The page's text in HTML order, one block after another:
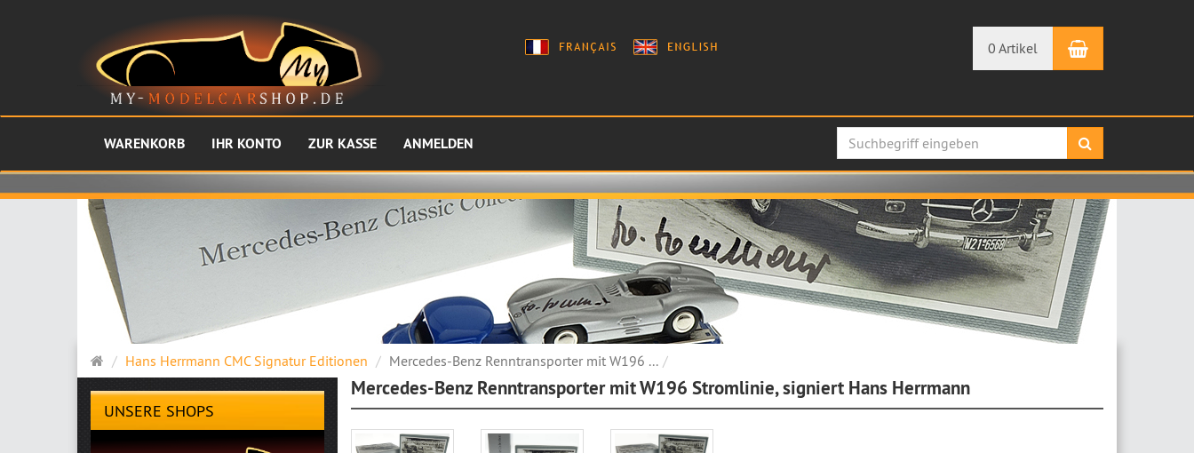
0 Artikel Warenkorb
WARENKORB IHR KONTO ZUR KASSE ANMELDEN
Startseite
Hans Herrmann CMC Signatur Editionen Mercedes-Benz Renntransporter mit W196 ...
UNSERE SHOPS
Mercedes-Benz Renntransporter mit W196 Stromlinie, signiert Hans Herrmann